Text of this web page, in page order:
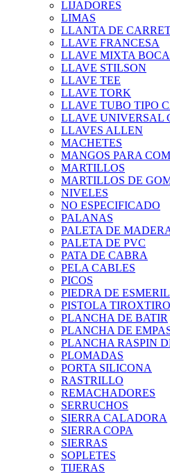
LIJADORES
LIMAS
LLANTA DE
LLAVE FRANCESA
LLAVE MIXTA
LLAVE STILSON
LLAVE TEE
LLAVE TORK
LLAVE TUBO TIPO
LLAVE UNIVERSAL
LLAVES ALLEN
MACHETES
MANGOS PARA
MARTILLOS
MARTILLOS DE
NIVELES
NO ESPECIFICADO
PALANAS
PALETA DE
PALETA DE PVC
PATA DE CABRA
PELA CABLES
PICOS
PIEDRA DE ESMERIL
PISTOLA TIROXTIRO
PLANCHA DE BATIR
PLANCHA DE
PLANCHA RASPIN
PLOMADAS
PORTA SILICONA
RASTRILLO
REMACHADORES
SERRUCHOS
SIERRA CALADORA
SIERRA COPA
SIERRAS
SOPLETES
TIJERAS